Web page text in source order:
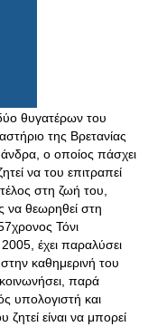
θυγατέρων του
της Βρετανίας
ο οποίoς πάσχει
να του επιτραπεί
στη ζωή του,
να θεωρηθεί στη
Τόνι
έχει παραλύσει
καθημερινή του
παρά
υπολογιστή και
είναι να μπορεί